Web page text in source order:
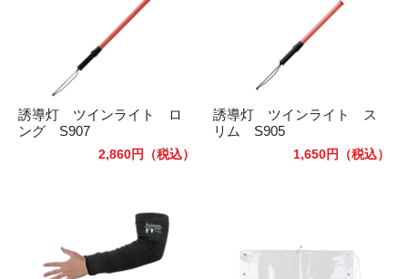
誘導灯 ツインライト ロ
ング S907
2,860円 （税込）
誘導灯 ツインライト ス
リム S905
1,650円 （税込）